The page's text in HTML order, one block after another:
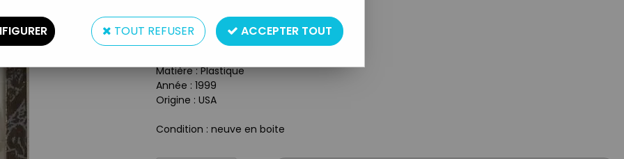
Réf. :REF13718
Type : Figurine Articulée
Matière : Plastique
Année : 1999
Origine : USA
Condition : neuve en boite
TOUT REFUSER ACCEPTER TOUT